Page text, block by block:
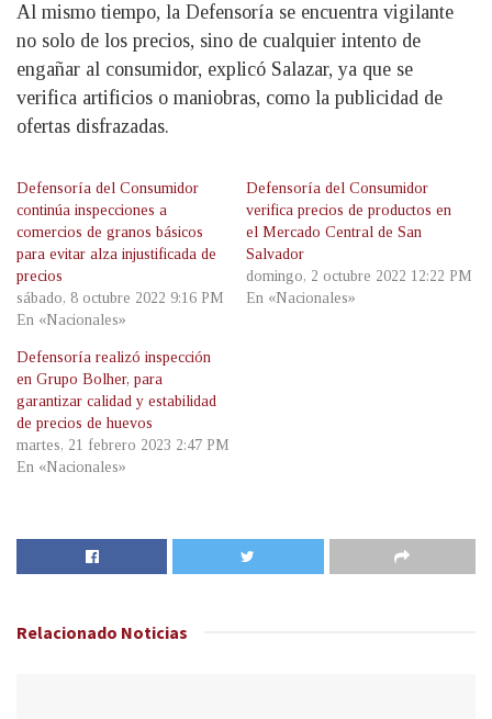
Al mismo tiempo, la Defensoría se encuentra vigilante
no solo de los precios, sino de cualquier intento de
engañar al consumidor, explicó Salazar, ya que se
verifica artificios o maniobras, como la publicidad de
ofertas disfrazadas.
Defensoría del Consumidor
continúa inspecciones a
comercios de granos básicos
para evitar alza injustificada de
precios
sábado, 8 octubre 2022 9:16 PM
En «Nacionales»
Defensoría del Consumidor
verifica precios de productos en
el Mercado Central de San
Salvador
domingo, 2 octubre 2022 12:22 PM
En «Nacionales»
Defensoría realizó inspección
en Grupo Bolher, para
garantizar calidad y estabilidad
de precios de huevos
martes, 21 febrero 2023 2:47 PM
En «Nacionales»
Relacionado Noticias